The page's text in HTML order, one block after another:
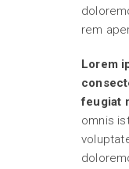
rem
Lorem
feugiat
omnis